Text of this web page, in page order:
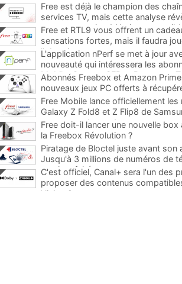
Free est déjà le champion des
services TV, mais cette analyse
encore au moins 141 ajouts
Free et RTL9 vous offrent un
sensations fortes, mais il faudra
l'obtenir
L'application nPerf se met à jour
nouveauté qui intéressera les
Mobile, Orange, SFR et Bouygues
Abonnés Freebox et Amazon
nouveaux jeux PC offerts à
Free Mobile lance officiellement les
Galaxy Z Fold8 et Z Flip8 de
promos et des cadeaux
Free doit-il lancer une nouvelle box
la Freebox Révolution ?
Piratage de Bloctel juste avant son
Jusqu'à 3 millions de numéros de
auraient fuité
C'est officiel, Canal+ sera l'un des
proposer des contenus
Vision 2